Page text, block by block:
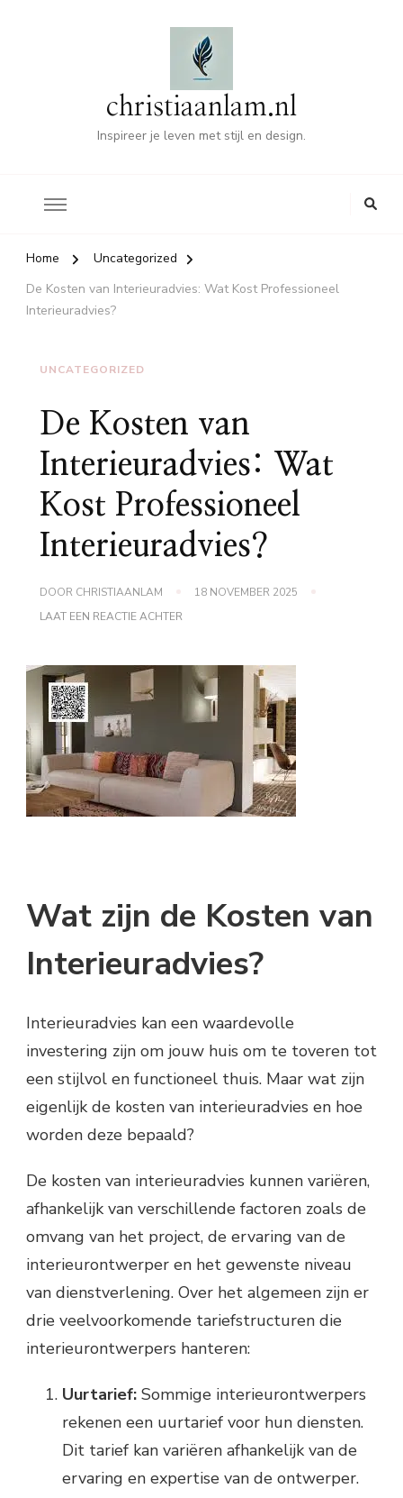
christiaanlam.nl
Inspireer je leven met stijl en design.
Home
Uncategorized
De Kosten van Interieuradvies: Wat Kost Professioneel
Interieuradvies?
UNCATEGORIZED
De Kosten van
Interieuradvies: Wat
Kost Professioneel
Interieuradvies?
DOOR CHRISTIAANLAM
18 NOVEMBER 2025
LAAT EEN REACTIE ACHTER
INTERIEURADVIES:
WAT
KOST
PROFESSIONEEL
INTERIEURADVIES?
Wat zijn de Kosten van
Interieuradvies?
Interieuradvies kan een waardevolle
investering zijn om jouw huis om te toveren tot
een stijlvol en functioneel thuis. Maar wat zijn
eigenlijk de kosten van interieuradvies en hoe
worden deze bepaald?
De kosten van interieuradvies kunnen variëren,
afhankelijk van verschillende factoren zoals de
omvang van het project, de ervaring van de
interieurontwerper en het gewenste niveau
van dienstverlening. Over het algemeen zijn er
drie veelvoorkomende tariefstructuren die
interieurontwerpers hanteren:
Uurtarief: Sommige interieurontwerpers
rekenen een uurtarief voor hun diensten.
Dit tarief kan variëren afhankelijk van de
ervaring en expertise van de ontwerper.